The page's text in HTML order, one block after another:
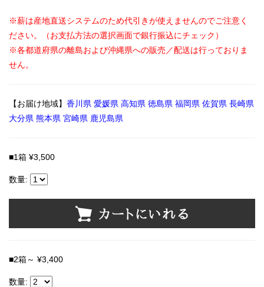
※薪は産地直送システムのため代引きが使えませんのでご注意く
ださい。（お支払方法の選択画面で銀行振込にチェック）
※各都道府県の離島および沖縄県への販売／配送は行っておりま
せん。
【お届け地域】 香川県 愛媛県 高知県 徳島県 福岡県 佐賀県 長崎県
大分県 熊本県 宮崎県 鹿児島県
■1箱 ¥3,500
数量:
■2箱～ ¥3,400
数量: